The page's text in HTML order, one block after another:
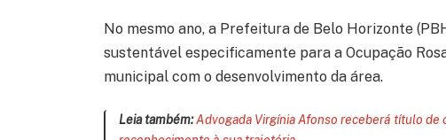
No mesmo ano, a Prefeitura de Belo Horizonte
sustentável especificamente para a Ocupação
municipal com o desenvolvimento da área.
Leia também:Advogada Virgínia Afonso receberá título de